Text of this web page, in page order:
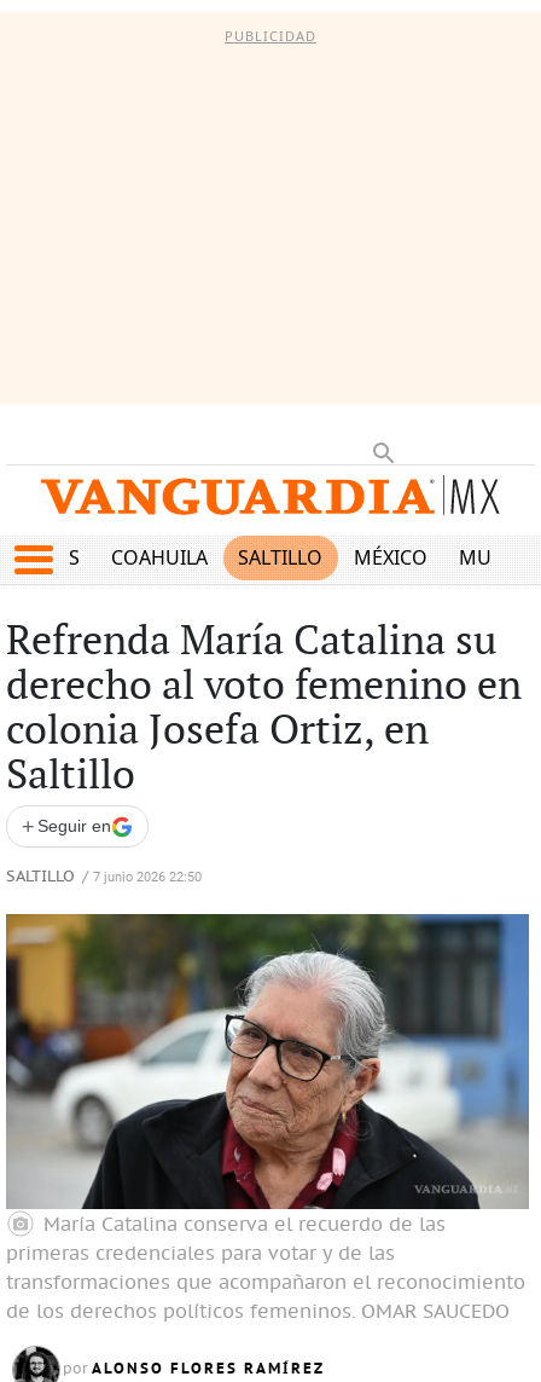
PUBLICIDAD
JUEGOS COAHUILA SALTILLO MÉXICO MUNDO
Refrenda María Catalina su
derecho al voto femenino en
colonia Josefa Ortiz, en
Saltillo
+ Seguir en
SALTILLO / 7 junio 2026 22:50
María Catalina conserva el recuerdo de las
primeras credenciales para votar y de las
transformaciones que acompañaron el reconocimiento
de los derechos políticos femeninos. OMAR SAUCEDO
por ALONSO FLORES RAMÍREZ